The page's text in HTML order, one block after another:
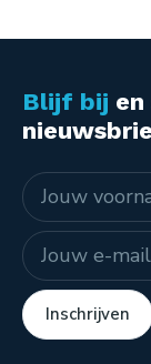
Blijf bij
Naam
E-mailadres
Inschrijven